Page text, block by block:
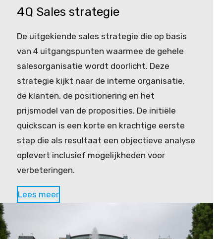
4Q Sales strategie
De uitgekiende sales strategie die op basis
van 4 uitgangspunten waarmee de gehele
salesorganisatie wordt doorlicht. Deze
strategie kijkt naar de interne organisatie,
de klanten, de positionering en het
prijsmodel van de proposities. De initiële
quickscan is een korte en krachtige eerste
stap die als resultaat een objectieve analyse
oplevert inclusief mogelijkheden voor
verbeteringen.
Lees meer